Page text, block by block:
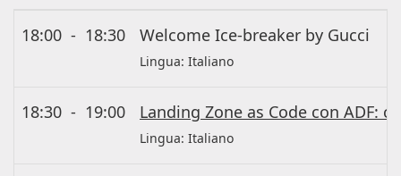
18:00 - 18:30 Welcome Ice-breaker by Gucci
Lingua: Italiano
18:30 - 19:00 Landing Zone as Code con ADF:
Lingua: Italiano